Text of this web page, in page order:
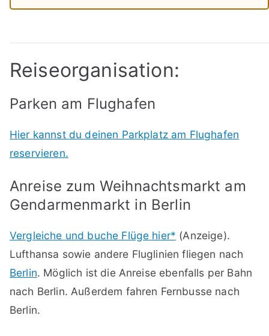
Reiseorganisation:
Parken am Flughafen
Hier kannst du deinen Parkplatz am Flughafen
reservieren.
Anreise zum Weihnachtsmarkt am
Gendarmenmarkt in Berlin
Vergleiche und buche Flüge hier* (Anzeige).
Lufthansa sowie andere Fluglinien fliegen nach
Berlin. Möglich ist die Anreise ebenfalls per Bahn
nach Berlin. Außerdem fahren Fernbusse nach
Berlin.